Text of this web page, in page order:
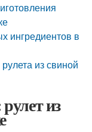
ингредиентов в
из свиной
из